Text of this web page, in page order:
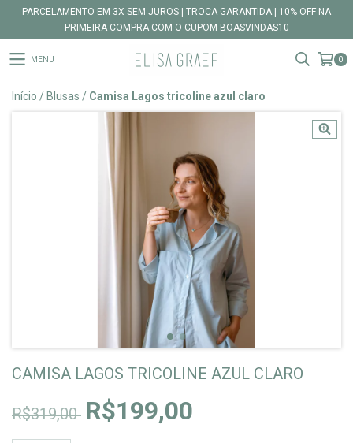
PARCELAMENTO EM 3X SEM JUROS | TROCA GARANTIDA | 10% OFF NA
PRIMEIRA COMPRA COM O CUPOM BOASVINDAS10
MENU 0
Início / Blusas / Camisa Lagos tricoline azul claro
CAMISA LAGOS TRICOLINE AZUL CLARO
R$319,00 R$199,00